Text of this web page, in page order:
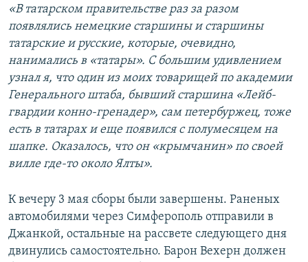
«В татарском правительстве раз за разом
появлялись немецкие старшины и старшины
татарские и русские, которые, очевидно,
нанимались в «татары». С большим удивлением
узнал я, что один из моих товарищей по академии
Генерального штаба, бывший старшина «Лейб-
гвардии конно-гренадер», сам петербуржец, тоже
есть в татарах и еще появился с полумесяцем на
шапке. Оказалось, что он «крымчанин» по своей
вилле где-то около Ялты».
К вечеру 3 мая сборы были завершены. Раненых
автомобилями через Симферополь отправили в
Джанкой, остальные на рассвете следующего дня
двинулись самостоятельно. Барон Вехерн должен